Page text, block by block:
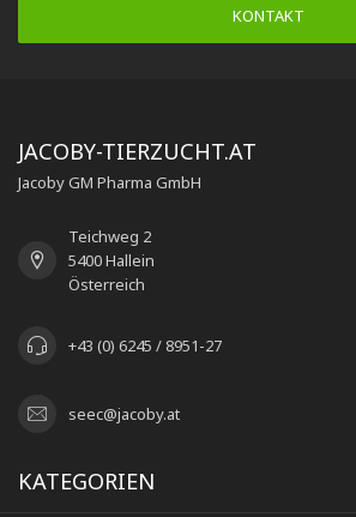
KONTAKT
JACOBY-TIERZUCHT.AT
Jacoby GM Pharma GmbH
Teichweg 2
5400 Hallein
Österreich
+43 (0) 6245 / 8951-27
seec@jacoby.at
KATEGORIEN